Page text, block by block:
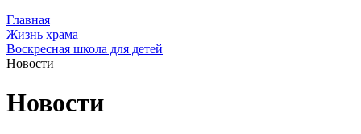
Главная
Жизнь храма
Воскресная школа для детей
Новости
Новости